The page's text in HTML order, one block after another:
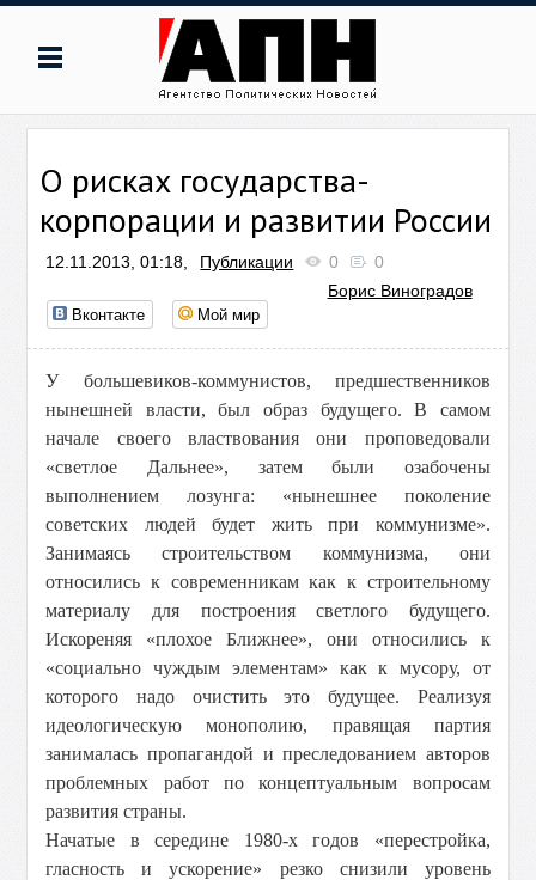
О рисках государства-
корпорации и развитии России
12.11.2013, 01:18, Публикации 0
0
Борис Виноградов
Вконтакте Мой мир
У большевиков-коммунистов, предшественников
нынешней власти, был образ будущего. В самом
начале своего властвования они проповедовали
«светлое Дальнее», затем были озабочены
выполнением лозунга: «нынешнее поколение
советских людей будет жить при коммунизме».
Занимаясь строительством коммунизма, они
относились к современникам как к строительному
материалу для построения светлого будущего.
Искореняя «плохое Ближнее», они относились к
«социально чуждым элементам» как к мусору, от
которого надо очистить это будущее. Реализуя
идеологическую монополию, правящая партия
занималась пропагандой и преследованием авторов
проблемных работ по концептуальным вопросам
развития страны.
Начатые в середине 1980-х годов «перестройка,
гласность и ускорение» резко снизили уровень